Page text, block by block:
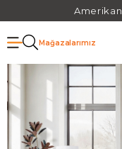
Mağazalarımız